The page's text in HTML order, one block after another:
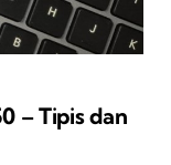
– Tipis dan